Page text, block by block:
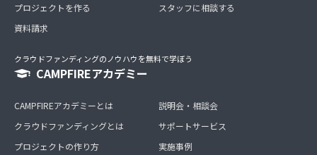
プロジェクトを作る
資料請求
スタッフに相談する
クラウドファンディングのノウハウを無料で学ぼう
CAMPFIREアカデミー
CAMPFIREアカデミーとは
クラウドファンディングとは
プロジェクトの作り方
説明会・相談会
サポートサービス
実施事例